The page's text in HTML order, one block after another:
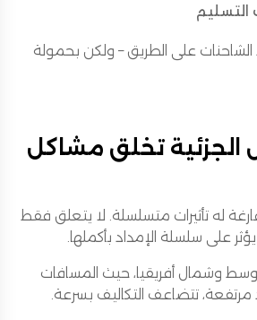
على الطريق – ولكن بحمولة
الجزئية تخلق مشاكل
له تأثيرات متسلسلة. لا يتعلق فقط
على سلسلة الإمداد بأكملها.
وشمال أفريقيا، حيث المسافات
تتضاعف التكاليف بسرعة.